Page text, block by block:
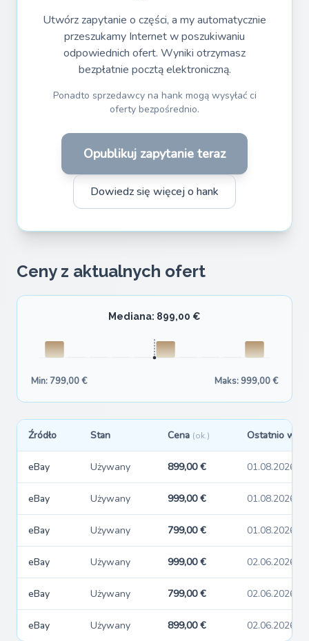
Utwórz zapytanie o części, a my automatycznie
przeszukamy Internet w poszukiwaniu
odpowiednich ofert. Wyniki otrzymasz
bezpłatnie pocztą elektroniczną.
Ponadto sprzedawcy na hank mogą wysyłać ci
oferty bezpośrednio.
Opublikuj zapytanie teraz
Dowiedz się więcej o hank
Ceny z aktualnych ofert
Mediana: 899,00 €
Min: 799,00 € Maks: 999,00 €
Źródło Stan Cena (ok.) Ostatnio
eBay Używany 899,00 € 01.08.2026
eBay Używany 999,00 € 01.08.2026
eBay Używany 799,00 € 01.08.2026
eBay Używany 999,00 € 02.06.2026
eBay Używany 799,00 € 02.06.2026
eBay Używany 899,00 € 02.06.2026